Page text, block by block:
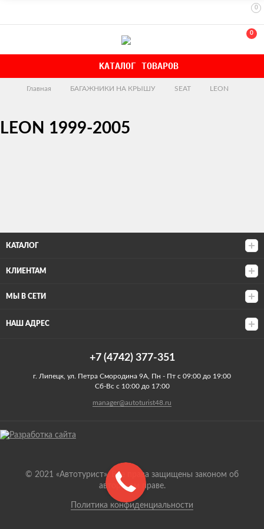
0
0
КАТАЛОГ ТОВАРОВ
Главная БАГАЖНИКИ НА КРЫШУ SEAT LEON
LEON 1999-2005
КАТАЛОГ
КЛИЕНТАМ
МЫ В СЕТИ
НАШ АДРЕС
+7 (4742) 377-351
г. Липецк, ул. Петра Смородина 9А, Пн - Пт с 09:00 до 19:00
Сб-Вс с 10:00 до 17:00
manager@autoturist48.ru
© 2021 «Автотурист». Все права защищены законом об
авторском праве.
Политика конфиденциальности